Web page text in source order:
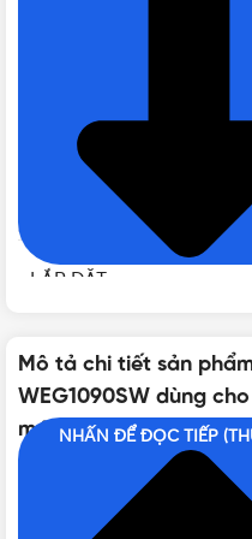
MÃ SẢN PHẨM
MÀU SẮC
LẮP ĐẶT
KIỂU DÁNG
ĐIỆN ÁP
CHẤT LIỆU
Mô tả chi tiết sản
WEG1090SW dùng
mới
Nội dung chính
NHẤN ĐỂ ĐỌC TIẾP